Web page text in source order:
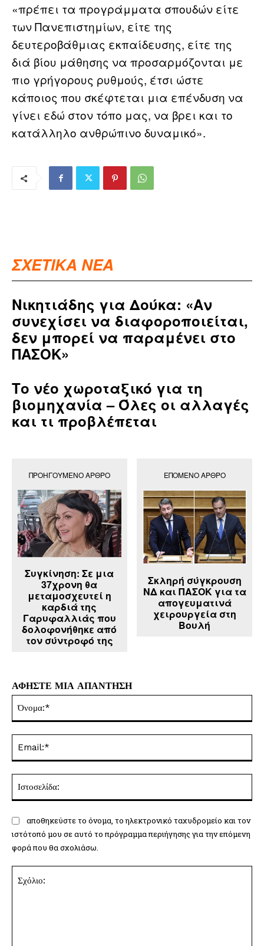
ΣΧΕΤΙΚΑ ΝΕΑ
Νικητιάδης για Δούκα: «Αν
συνεχίσει να διαφοροποιείται,
δεν μπορεί να παραμένει στο
ΠΑΣΟΚ»
Το νέο χωροταξικό για τη
βιομηχανία – Όλες οι αλλαγές
και τι προβλέπεται
«πρέπει τα προγράμματα σπουδών είτε
των Πανεπιστημίων, είτε της
δευτεροβάθμιας εκπαίδευσης, είτε της
διά βίου μάθησης να προσαρμόζονται με
πιο γρήγορους ρυθμούς, έτσι ώστε
κάποιος που σκέφτεται μια επένδυση να
γίνει εδώ στον τόπο μας, να βρει και το
κατάλληλο ανθρώπινο δυναμικό».
ΠΡΟΗΓΟΎΜΕΝΟ ΆΡΘΡΟ
Συγκίνηση: Σε μια
37χρονη θα
μεταμοσχευτεί η
καρδιά της
Γαρυφαλλιάς που
δολοφονήθηκε από
τον σύντροφό της
ΕΠΌΜΕΝΟ ΆΡΘΡΟ
Σκληρή σύγκρουση
ΝΔ και ΠΑΣΟΚ για τα
απογευματινά
χειρουργεία στη
Βουλή
ΑΦΗΣΤΕ ΜΙΑ ΑΠΑΝΤΗΣΗ
αποθηκεύστε το όνομα, το ηλεκτρονικό ταχυδρομείο και τον
ιστότοπό μου σε αυτό το πρόγραμμα περιήγησης για την επόμενη
φορά που θα σχολιάσω.